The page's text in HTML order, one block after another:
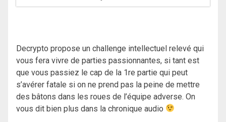
Decrypto propose un challenge intellectuel relevé qui
vous fera vivre de parties passionnantes, si tant est
que vous passiez le cap de la 1re partie qui peut
s’avérer fatale si on ne prend pas la peine de mettre
des bâtons dans les roues de l’équipe adverse. On
vous dit bien plus dans la chronique audio